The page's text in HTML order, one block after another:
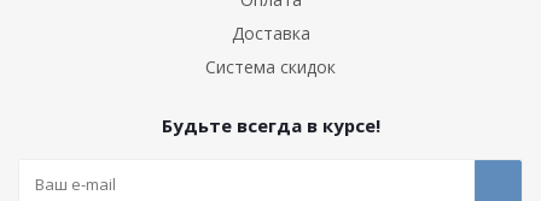
Доставка
Система скидок
Будьте всегда в курсе!